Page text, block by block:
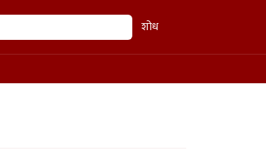
शोध